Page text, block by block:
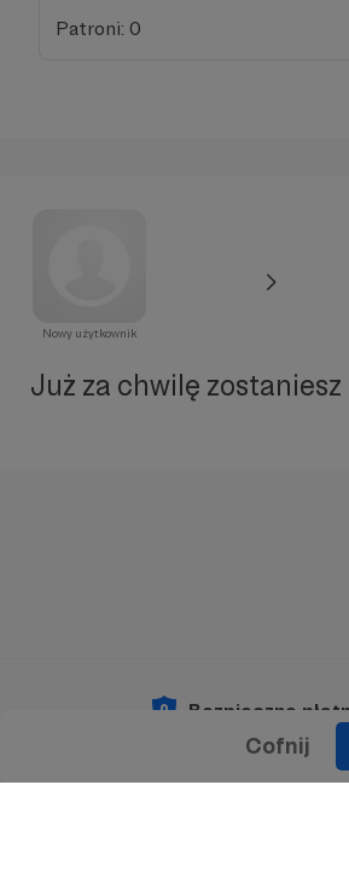
Patroni: 0
Cofnij
Nowy użytkownik
Już za chwilę
Bezpieczne